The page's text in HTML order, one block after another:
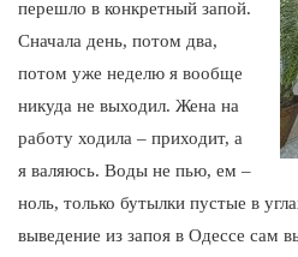
перешло в конкретный запой.
Сначала день, потом два,
потом уже неделю я вообще
никуда не выходил. Жена на
работу ходила – приходит, а
я валяюсь. Воды не пью, ем –
ноль, только бутылки пустые в
выведение из запоя в Одессе сам